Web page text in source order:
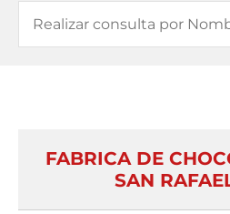
FABRICA DE
SAN